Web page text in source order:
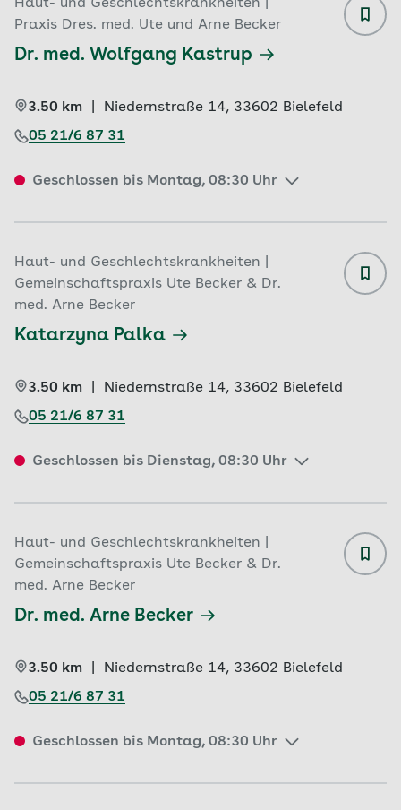
Haut- und Geschlechtskrankheiten |
Praxis Dres. med. Ute und Arne Becker
Dr. med. Wolfgang Kastrup
3.50 km Niedernstraße 14, 33602 Bielefeld
05 21/6 87 31
Geschlossen bis Montag, 08:30 Uhr
Haut- und Geschlechtskrankheiten |
Gemeinschaftspraxis Ute Becker & Dr.
med. Arne Becker
Katarzyna Palka
3.50 km Niedernstraße 14, 33602 Bielefeld
05 21/6 87 31
Geschlossen bis Dienstag, 08:30 Uhr
Haut- und Geschlechtskrankheiten |
Gemeinschaftspraxis Ute Becker & Dr.
med. Arne Becker
Dr. med. Arne Becker
3.50 km Niedernstraße 14, 33602 Bielefeld
05 21/6 87 31
Geschlossen bis Montag, 08:30 Uhr